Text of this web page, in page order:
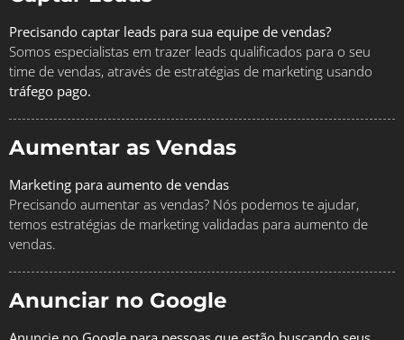
Precisando captar leads para sua equipe de vendas?
Somos especialistas em trazer leads qualificados para o seu
time de vendas, através de estratégias de marketing usando
tráfego pago.
Aumentar as Vendas
Marketing para aumento de vendas
Precisando aumentar as vendas? Nós podemos te ajudar,
temos estratégias de marketing validadas para aumento de
vendas.
Anunciar no Google